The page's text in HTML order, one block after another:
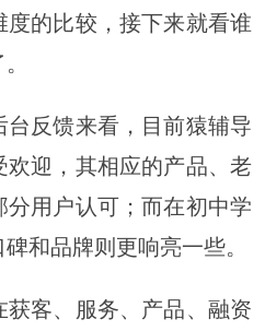
的比较，接下来就看谁
反馈来看，目前猿辅导
迎，其相应的产品、老
分用户认可；而在初中学
和品牌则更响亮一些。
客、服务、产品、融资